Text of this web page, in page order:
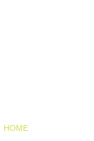
HOME